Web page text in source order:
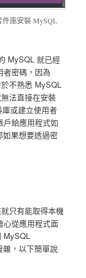
件庫安裝 MySQL
MySQL 就已經
者密碼，因為
不熟悉 MySQL
法直接在安裝
或建立使用者
戶給應用程式如
果想要透過密
只有能取得本機
心從應用程式面
MySQL
，以下簡單說